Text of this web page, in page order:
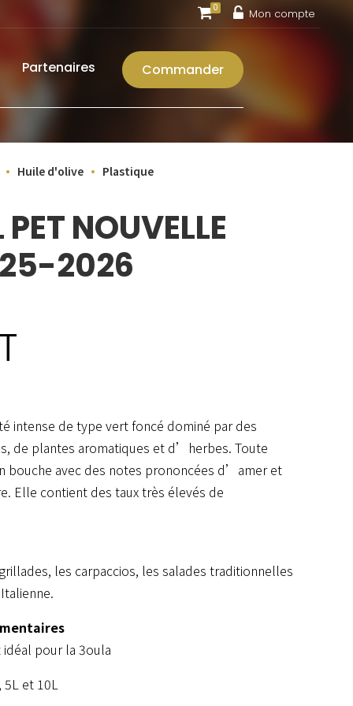
0 Mon compte
Partenaires Commander
Huile d'olive Plastique
NOUVELLE
2026
intense de type vert foncé dominé par des
de plantes aromatiques et d’herbes. Toute
bouche avec des notes prononcées d’amer et
Elle contient des taux très élevés de
les carpaccios, les salades traditionnelles
pour la 3oula
5L et 10L